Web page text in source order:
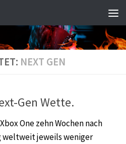
NEXT GEN
Gen Wette.
One zehn Wochen nach
weltweit jeweils weniger